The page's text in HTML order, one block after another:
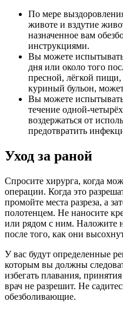
По мере
животе и вздутие
назначенное вам
инструкциями.
Вы можете
дня или около того
пресной, лёгкой пищи,
куриный бульон,
Вы можете испытывать
течение одной-
воздержаться от
предотвратить
Уход за раной
Спросите хирурга, когда
операции. Когда это
промойте места разреза, а
полотенцем. Не наносите
или рядом с ним. Наложите
после того, как они
У вас будут определенные
которым вы должны
избегать плавания,
врач не разрешит. Не
обезболивающие.